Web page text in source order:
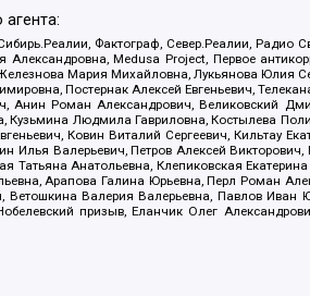
Фактограф, Север.Реалии, Радио
Medusa Project, Первое
Мария Михайловна, Лукьянова Юлия
Постернак Алексей Евгеньевич,
Роман Александрович, Великовский
Кузьмина Людмила Гавриловна, Костылева
Ковин Виталий Сергеевич, Кильтау
Валерьевич, Петров Алексей
Анатольевна, Клепиковская
Арапова Галина Юрьевна, Перл Роман
Валерия Валерьевна, Павлов Иван
призыв, Еланчик Олег